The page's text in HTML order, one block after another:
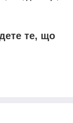
те, що